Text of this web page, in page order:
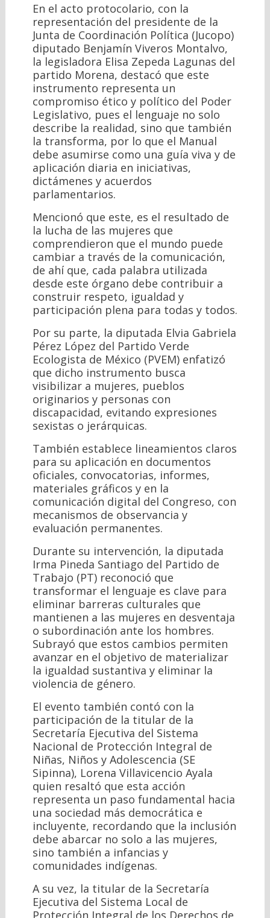
En el acto protocolario, con la
representación del presidente de la
Junta de Coordinación Política (Jucopo)
diputado Benjamín Viveros Montalvo,
la legisladora Elisa Zepeda Lagunas del
partido Morena, destacó que este
instrumento representa un
compromiso ético y político del Poder
Legislativo, pues el lenguaje no solo
describe la realidad, sino que también
la transforma, por lo que el Manual
debe asumirse como una guía viva y de
aplicación diaria en iniciativas,
dictámenes y acuerdos
parlamentarios.
Mencionó que este, es el resultado de
la lucha de las mujeres que
comprendieron que el mundo puede
cambiar a través de la comunicación,
de ahí que, cada palabra utilizada
desde este órgano debe contribuir a
construir respeto, igualdad y
participación plena para todas y todos.
Por su parte, la diputada Elvia Gabriela
Pérez López del Partido Verde
Ecologista de México (PVEM) enfatizó
que dicho instrumento busca
visibilizar a mujeres, pueblos
originarios y personas con
discapacidad, evitando expresiones
sexistas o jerárquicas.
También establece lineamientos claros
para su aplicación en documentos
oficiales, convocatorias, informes,
materiales gráficos y en la
comunicación digital del Congreso, con
mecanismos de observancia y
evaluación permanentes.
Durante su intervención, la diputada
Irma Pineda Santiago del Partido de
Trabajo (PT) reconoció que
transformar el lenguaje es clave para
eliminar barreras culturales que
mantienen a las mujeres en desventaja
o subordinación ante los hombres.
Subrayó que estos cambios permiten
avanzar en el objetivo de materializar
la igualdad sustantiva y eliminar la
violencia de género.
El evento también contó con la
participación de la titular de la
Secretaría Ejecutiva del Sistema
Nacional de Protección Integral de
Niñas, Niños y Adolescencia (SE
Sipinna), Lorena Villavicencio Ayala
quien resaltó que esta acción
representa un paso fundamental hacia
una sociedad más democrática e
incluyente, recordando que la inclusión
debe abarcar no solo a las mujeres,
sino también a infancias y
comunidades indígenas.
A su vez, la titular de la Secretaría
Ejecutiva del Sistema Local de
Protección Integral de los Derechos de